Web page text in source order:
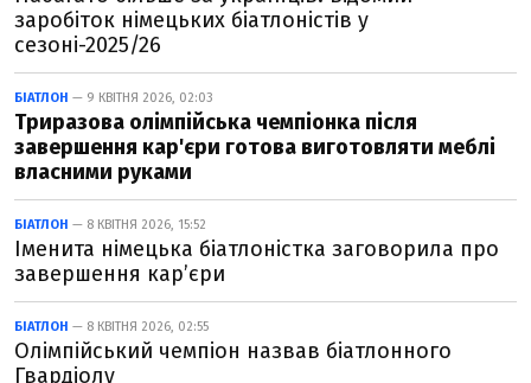
заробіток німецьких біатлоністів у
сезоні-2025/26
БІАТЛОН — 9 КВІТНЯ 2026, 02:03
Триразова олімпійська чемпіонка після
завершення кар'єри готова виготовляти меблі
власними руками
БІАТЛОН — 8 КВІТНЯ 2026, 15:52
Іменита німецька біатлоністка заговорила про
завершення кар’єри
БІАТЛОН — 8 КВІТНЯ 2026, 02:55
Олімпійський чемпіон назвав біатлонного
Гвардіолу